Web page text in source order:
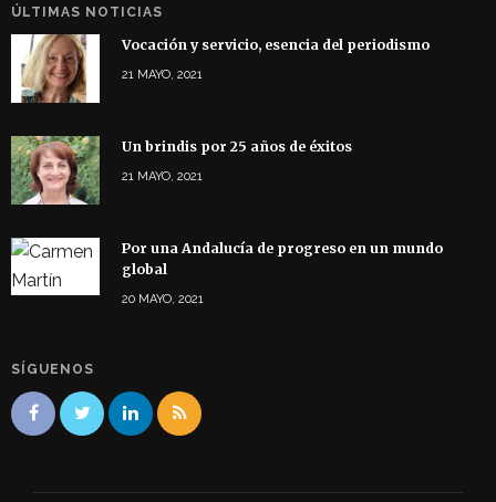
ÚLTIMAS NOTICIAS
Vocación y servicio, esencia del periodismo
21 MAYO, 2021
Un brindis por 25 años de éxitos
21 MAYO, 2021
Por una Andalucía de progreso en un mundo
global
20 MAYO, 2021
SÍGUENOS